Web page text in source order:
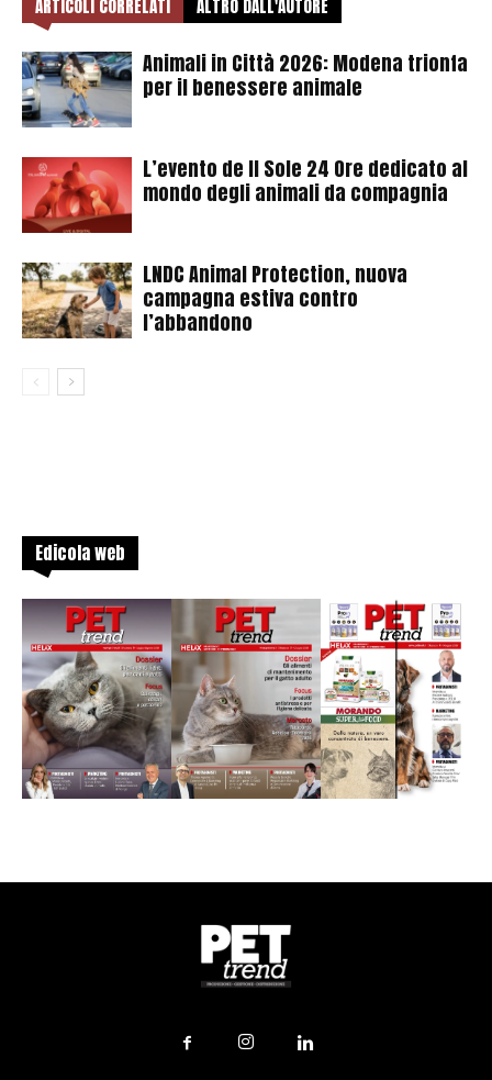
ARTICOLI CORRELATI ALTRO DALL'AUTORE
Animali in Città 2026: Modena trionfa
per il benessere animale
L’evento de Il Sole 24 Ore dedicato al
mondo degli animali da compagnia
LNDC Animal Protection, nuova
campagna estiva contro
l’abbandono
Edicola web